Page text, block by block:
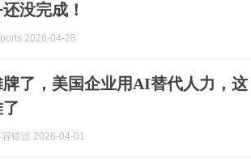
没完成！
2026-04-28
了，美国企业用AI替代人力，这
错过 2026-04-01